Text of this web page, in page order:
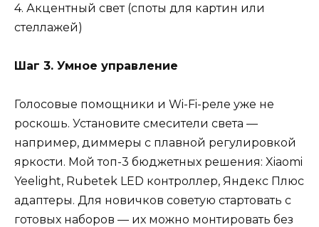
4. Акцентный свет (споты для картин или
стеллажей)
Шаг 3. Умное управление
Голосовые помощники и Wi-Fi-реле уже не
роскошь. Установите смесители света —
например, диммеры с плавной регулировкой
яркости. Мой топ-3 бюджетных решения: Xiaomi
Yeelight, Rubetek LED контроллер, Яндекс Плюс
адаптеры. Для новичков советую стартовать с
готовых наборов — их можно монтировать без